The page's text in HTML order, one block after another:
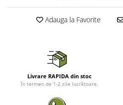
Adauga la Favorite
Livrare RAPIDA din stoc
în termen de 1-2 zile lucrătoare.